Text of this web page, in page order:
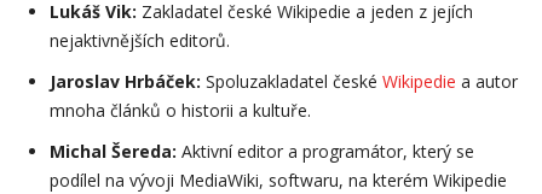
Lukáš Vik: Zakladatel české Wikipedie a jeden z jejích
nejaktivnějších editorů.
Jaroslav Hrbáček: Spoluzakladatel české Wikipedie a autor
mnoha článků o historii a kultuře.
Michal Šereda: Aktivní editor a programátor, který se
podílel na vývoji MediaWiki, softwaru, na kterém Wikipedie